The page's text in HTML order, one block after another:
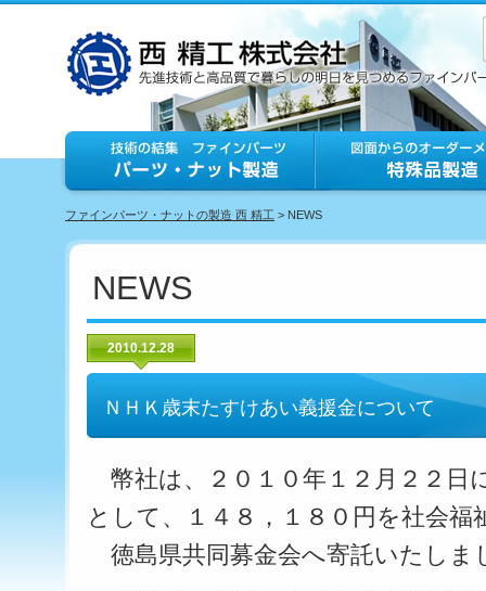
ファインパーツ・ナットの製造 西 精工 > NEWS
NEWS
2010.12.28
ＮＨＫ歳末たすけあい義援金について
幣社は、２０１０年１２月２２日
として、１４８，１８０円を社会福
徳島県共同募金会へ寄託いたしま